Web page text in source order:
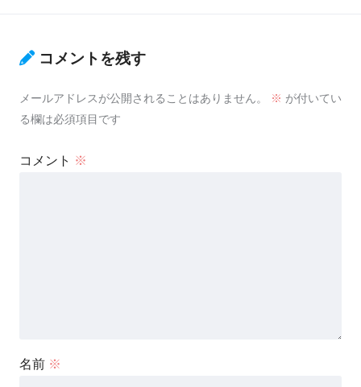
コメントを残す
メールアドレスが公開されることはありません。 ※ が付いてい
る欄は必須項目です
コメント ※
名前 ※